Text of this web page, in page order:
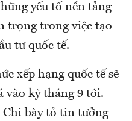
yếu tố nền tảng
trọng trong việc tạo
tư quốc tế.
xếp hạng quốc tế sẽ
vào kỳ tháng 9 tới.
bày tỏ tin tưởng